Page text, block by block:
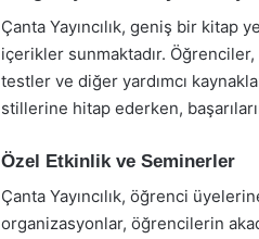
Çanta Yayıncılık, geniş bir
içerikler sunmaktadır. Öğrenciler,
testler ve diğer yardımcı
stillerine hitap ederken,
Özel Etkinlik ve Seminerler
Çanta Yayıncılık, öğrenci
organizasyonlar, öğrencilerin